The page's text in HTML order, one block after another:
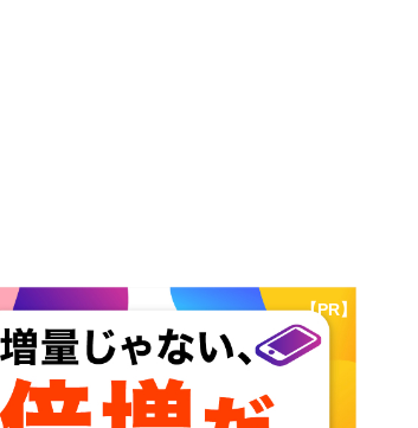
【PR】